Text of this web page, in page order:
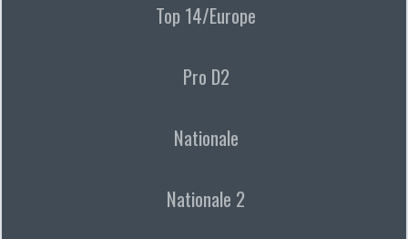
Top 14/Europe
Pro D2
Nationale
Nationale 2